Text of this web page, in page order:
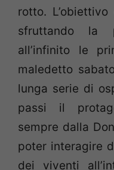
rotto.
sfruttando la
all’infinito le
maledetto
lunga serie di
passi il
sempre dalla
poter interagire
dei viventi